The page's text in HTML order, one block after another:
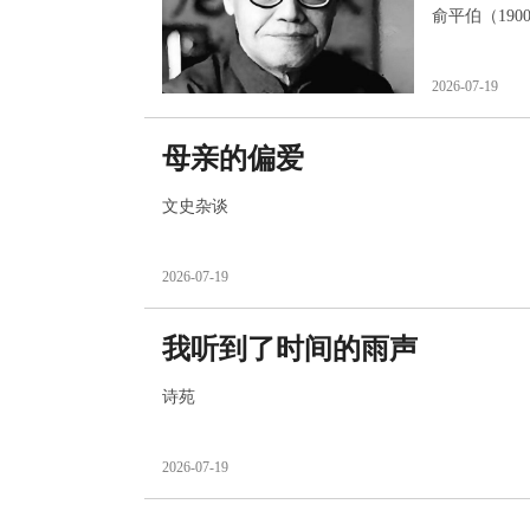
俞平伯（
2026-07-19
母亲的偏爱
文史杂谈
2026-07-19
我听到了时间的雨声
诗苑
2026-07-19